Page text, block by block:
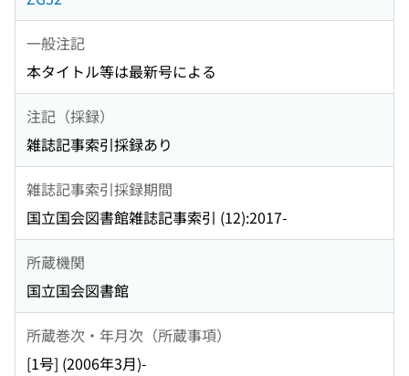
一般注記
本タイトル等は最新号による
注記（採録）
雑誌記事索引採録あり
雑誌記事索引採録期間
国立国会図書館雑誌記事索引 (12):2017-
所蔵機関
国立国会図書館
所蔵巻次・年月次（所蔵事項）
[1号] (2006年3月)-